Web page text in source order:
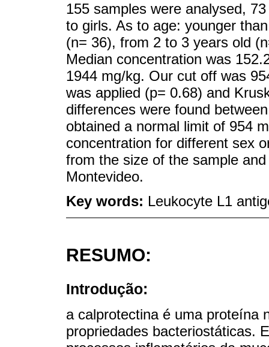
155 samples were analysed,
to girls. As to age: younger
(n= 36), from 2 to 3 years old
Median concentration was
1944 mg/kg. Our cut off was
was applied (p= 0.68) and
differences were found
obtained a normal limit of 954
concentration for different sex
from the size of the sample
Montevideo.
Key words: Leukocyte L1
RESUMO:
Introdução:
a calprotectina é uma proteína
propriedades bacteriostáticas.